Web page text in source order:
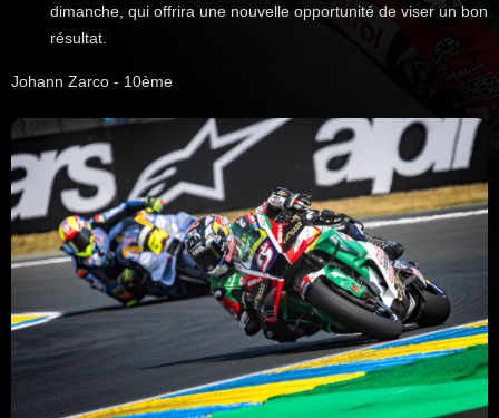
dimanche, qui offrira une nouvelle opportunité de viser un bon
résultat.
Johann Zarco - 10ème